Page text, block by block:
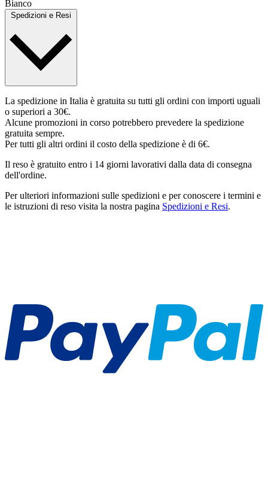
Bianco
Spedizioni e Resi
La spedizione in Italia è gratuita su tutti gli ordini con importi uguali
o superiori a 30€.
Alcune promozioni in corso potrebbero prevedere la spedizione
gratuita sempre.
Per tutti gli altri ordini il costo della spedizione è di 6€.
Il reso è gratuito entro i 14 giorni lavorativi dalla data di consegna
dell'ordine.
Per ulteriori informazioni sulle spedizioni e per conoscere i termini e
le istruzioni di reso visita la nostra pagina Spedizioni e Resi.